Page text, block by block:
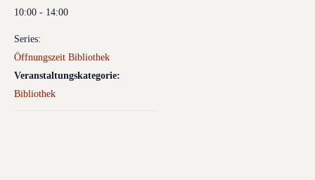
10:00 - 14:00
Series:
Öffnungszeit Bibliothek
Veranstaltungskategorie:
Bibliothek